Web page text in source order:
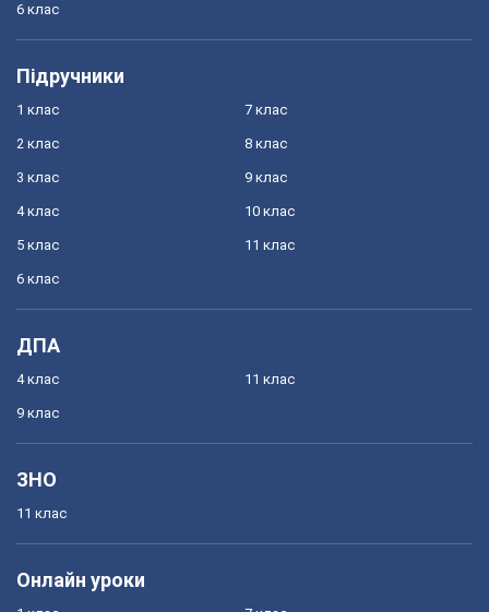
6 клас
Підручники
1 клас
2 клас
3 клас
4 клас
5 клас
6 клас
7 клас
8 клас
9 клас
10 клас
11 клас
ДПА
4 клас
9 клас
11 клас
ЗНО
11 клас
Онлайн уроки